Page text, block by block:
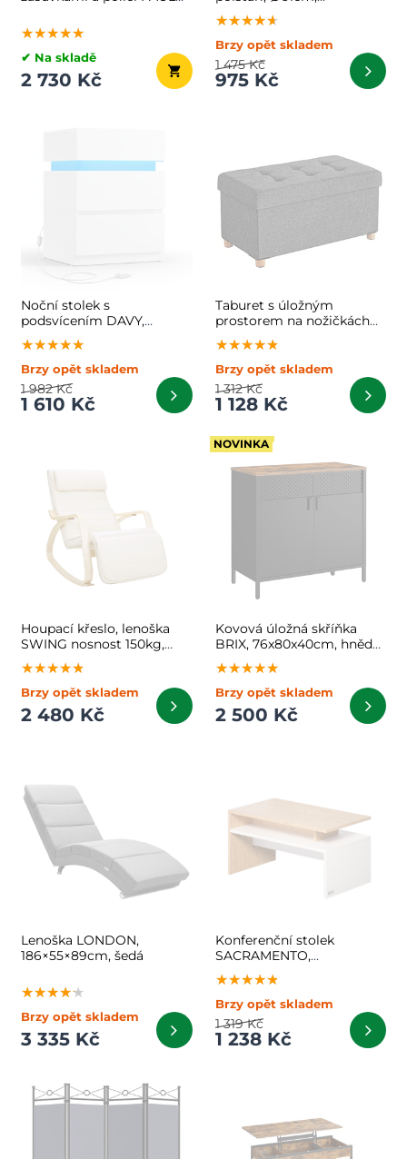
★★★★★
★★★★★
★★★★★
✔ Na skladě
2 730 Kč
antracitová
★★★★★
★★★★★
★★★★★
Brzy opět skladem
975 Kč
1 475 Kč
Noční stolek s
podsvícením DAVY,
40x35x55cm, bílá
★★★★★
★★★★★
★★★★★
Brzy opět skladem
1 610 Kč
1 982 Kč
Taburet s úložným
prostorem na nožičkách
OTO, 76x38x40cm,
antracitová
★★★★★
★★★★★
★★★★★
Brzy opět skladem
1 128 Kč
1 312 Kč
Houpací křeslo, lenoška
SWING nosnost 150kg,
67x115x91cm, béžová
★★★★★
★★★★★
★★★★★
Brzy opět skladem
2 480 Kč
NOVINKA
Kovová úložná skříňka
BRIX, 76x80x40cm, hnědá/
černá
★★★★★
★★★★★
★★★★★
Brzy opět skladem
2 500 Kč
Lenoška LONDON,
186×55×89cm, šedá
★★★★★
★★★★★
★★★★★
Brzy opět skladem
3 335 Kč
Konferenční stolek
SACRAMENTO,
95x55x50cm, bílá/hnědá
★★★★★
★★★★★
★★★★★
Brzy opět skladem
1 238 Kč
1 319 Kč